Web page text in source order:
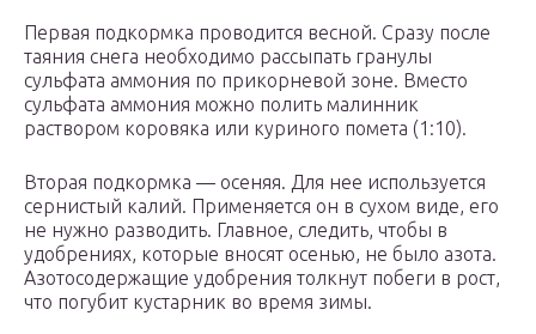
Первая подкормка проводится весной. Сразу после
таяния снега необходимо рассыпать гранулы
сульфата аммония по прикорневой зоне. Вместо
сульфата аммония можно полить малинник
раствором коровяка или куриного помета (1:10).
Вторая подкормка — осеняя. Для нее используется
сернистый калий. Применяется он в сухом виде, его
не нужно разводить. Главное, следить, чтобы в
удобрениях, которые вносят осенью, не было азота.
Азотосодержащие удобрения толкнут побеги в рост,
что погубит кустарник во время зимы.